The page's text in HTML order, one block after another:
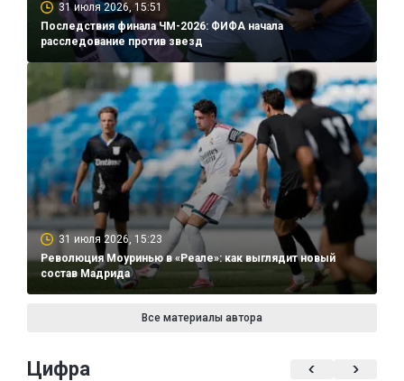
31 июля 2026, 15:51
Последствия финала ЧМ-2026: ФИФА начала
расследование против звезд
31 июля 2026, 15:23
Революция Моуринью в «Реале»: как выглядит новый
состав Мадрида
Все материалы автора
Цифра